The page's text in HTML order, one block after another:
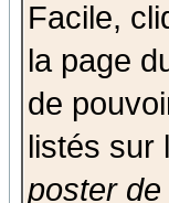
Facile,
la page
de
listés sur
poster